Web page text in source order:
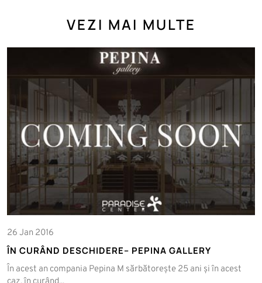
VEZI MAI MULTE
26 Jan 2016
ÎN CURÂND DESCHIDERE– PEPINA GALLERY
În acest an compania Pepina M sărbătorește 25 ani și în acest